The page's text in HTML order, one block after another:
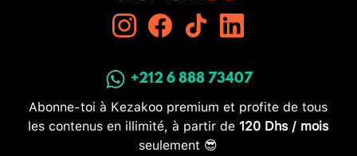
+212 6 888 73407
Abonne-toi à Kezakoo premium et profite de tous
les contenus en illimité, à partir de 120 Dhs / mois
seulement 😎